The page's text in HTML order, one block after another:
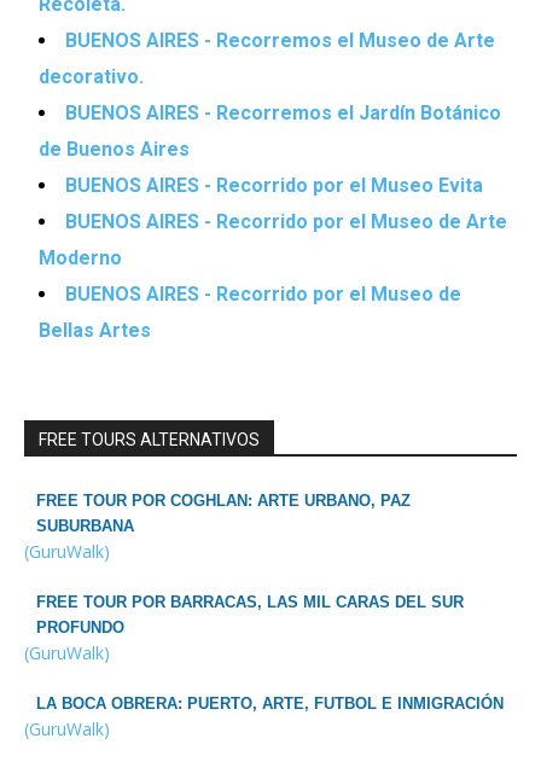
Recoleta.
BUENOS AIRES - Recorremos el Museo de Arte
decorativo.
BUENOS AIRES - Recorremos el Jardín Botánico
de Buenos Aires
BUENOS AIRES - Recorrido por el Museo Evita
BUENOS AIRES - Recorrido por el Museo de Arte
Moderno
BUENOS AIRES - Recorrido por el Museo de
Bellas Artes
FREE TOURS ALTERNATIVOS
FREE TOUR POR COGHLAN: ARTE URBANO, PAZ
SUBURBANA
(GuruWalk)
FREE TOUR POR BARRACAS, LAS MIL CARAS DEL SUR
PROFUNDO
(GuruWalk)
LA BOCA OBRERA: PUERTO, ARTE, FUTBOL E INMIGRACIÓN
(GuruWalk)